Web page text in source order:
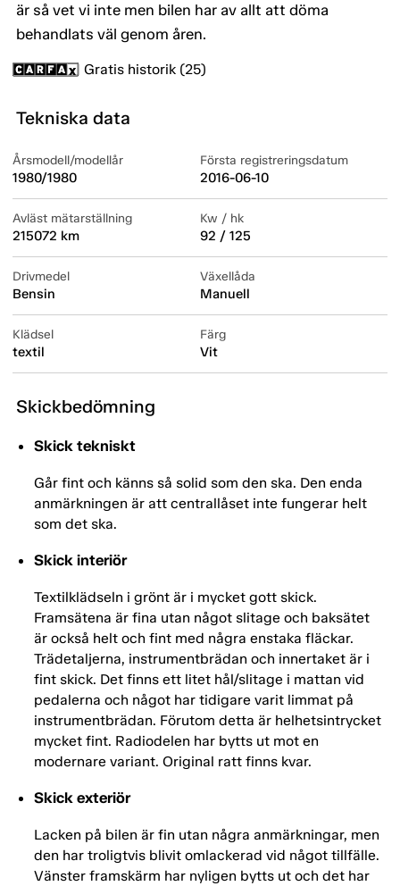
är så vet vi inte men bilen har av allt att döma
behandlats väl genom åren.
Gratis historik (25)
Tekniska data
Årsmodell/modellår
1980/1980
Första registreringsdatum
2016-06-10
Avläst mätarställning
215072 km
Kw / hk
92 / 125
Drivmedel
Bensin
Växellåda
Manuell
Klädsel
textil
Färg
Vit
Skickbedömning
Skick tekniskt
Går fint och känns så solid som den ska. Den enda
anmärkningen är att centrallåset inte fungerar helt
som det ska.
Skick interiör
Textilklädseln i grönt är i mycket gott skick.
Framsätena är fina utan något slitage och baksätet
är också helt och fint med några enstaka fläckar.
Trädetaljerna, instrumentbrädan och innertaket är i
fint skick. Det finns ett litet hål/slitage i mattan vid
pedalerna och något har tidigare varit limmat på
instrumentbrädan. Förutom detta är helhetsintrycket
mycket fint. Radiodelen har bytts ut mot en
modernare variant. Original ratt finns kvar.
Skick exteriör
Lacken på bilen är fin utan några anmärkningar, men
den har troligtvis blivit omlackerad vid något tillfälle.
Vänster framskärm har nyligen bytts ut och det har